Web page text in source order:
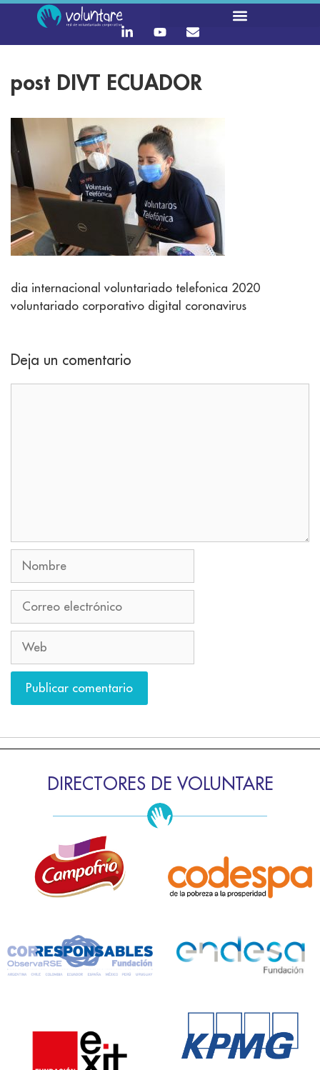
post DIVT ECUADOR
dia internacional voluntariado telefonica 2020
voluntariado corporativo digital coronavirus
Deja un comentario
DIRECTORES DE VOLUNTARE